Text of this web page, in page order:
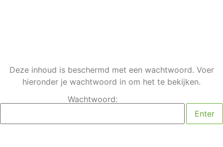
Deze inhoud is beschermd met een wachtwoord. Voer
hieronder je wachtwoord in om het te bekijken.
Wachtwoord: